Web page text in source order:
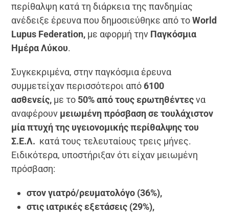
περίθαλψη κατά τη διάρκεια της πανδημίας
ανέδειξε έρευνα που δημοσιεύθηκε από τοWorld
Lupus Federation, με αφορμή την Παγκόσμια
Ημέρα Λύκου.
Συγκεκριμένα, στην παγκόσμια έρευνα
συμμετείχαν περισσότεροι από6100
ασθενείς, με το 50% από τους ερωτηθέντεςνα
αναφέρουν μειωμένη πρόσβαση σε τουλάχιστον
μία πτυχή της υγειονομικής περίθαλψης του
Σ.Ε.Λ. κατά τους τελευταίους τρεις μήνες.
Ειδικότερα, υποστήριξαν ότι είχαν μειωμένη
πρόσβαση:
στον γιατρό/ρευματολόγο (36%),
στις ιατρικές εξετάσεις (29%),